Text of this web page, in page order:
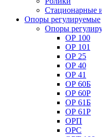
Стационарные
Опоры регулируемые
Опоры
ОР 100
ОР 101
ОР 25
ОР 40
ОР 41
ОР 60Б
ОР 60Р
ОР 61Б
ОР 61Р
ОРП
ОРС